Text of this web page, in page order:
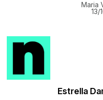
Maria
13/
Estrella